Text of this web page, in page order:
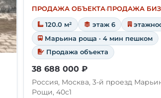
ПРОДАЖА ОБЪЕКТА·ПРОДАЖА
120.0 м² этаж 6
Марьина роща · 4 мин пешком
Продажа объекта
38 688 000 ₽
Россия, Москва, 3-й проезд
Рощи, 40с1